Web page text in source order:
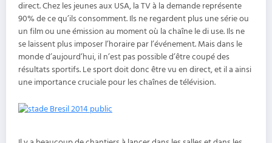
direct. Chez les jeunes aux USA, la TV à la demande représente
90% de ce qu’ils consomment. Ils ne regardent plus une série ou
un film ou une émission au moment où la chaîne le di use. Ils ne
se laissent plus imposer l’horaire par l’événement. Mais dans le
monde d’aujourd’hui, il n’est pas possible d’être coupé des
résultats sportifs. Le sport doit donc être vu en direct, et il a ainsi
une importance cruciale pour les chaînes de télévision.